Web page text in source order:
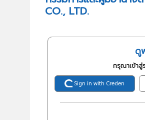
CO., LTD.
ดู
กรุณาเข้าสู่
Sign in with Creden